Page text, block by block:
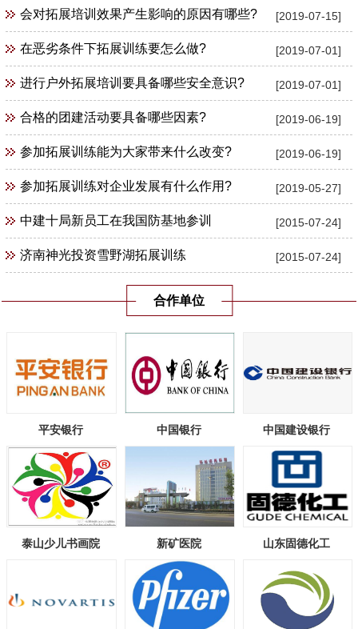
[2019-07-15]
会对拓展培训效果产生影响的原因有哪些?
[2019-07-01]
在恶劣条件下拓展训练要怎么做?
[2019-07-01]
进行户外拓展培训要具备哪些安全意识?
[2019-06-19]
合格的团建活动要具备哪些因素?
[2019-06-19]
参加拓展训练能为大家带来什么改变?
[2019-05-27]
参加拓展训练对企业发展有什么作用?
[2015-07-24]
中建十局新员工在我国防基地参训
[2015-07-24]
济南神光投资雪野湖拓展训练
合作单位
平安银行 中国银行 中国建设银行
泰山少儿书画院 新矿医院 山东固德化工